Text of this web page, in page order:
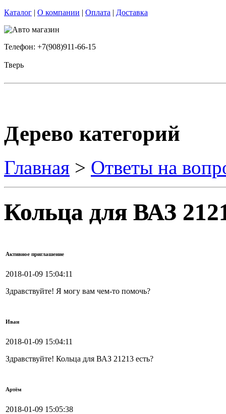
Каталог | О компании | Оплата | Доставка
Телефон: +7(908)911-66-15
Тверь
Дерево категорий
Главная > Ответы на
Кольца для ВАЗ
Активное приглашение
2018-01-09 15:04:11
Здравствуйте! Я могу вам чем-то помочь?
Иван
2018-01-09 15:04:11
Здравствуйте! Кольца для ВАЗ 21213 есть?
Артём
2018-01-09 15:05:38